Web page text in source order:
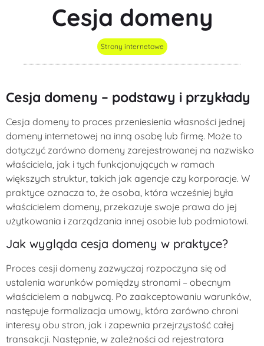
Cesja domeny
Strony internetowe
Cesja domeny – podstawy i przykłady
Cesja domeny to proces przeniesienia własności jednej
domeny internetowej na inną osobę lub firmę. Może to
dotyczyć zarówno domeny zarejestrowanej na nazwisko
właściciela, jak i tych funkcjonujących w ramach
większych struktur, takich jak agencje czy korporacje. W
praktyce oznacza to, że osoba, która wcześniej była
właścicielem domeny, przekazuje swoje prawa do jej
użytkowania i zarządzania innej osobie lub podmiotowi.
Jak wygląda cesja domeny w praktyce?
Proces cesji domeny zazwyczaj rozpoczyna się od
ustalenia warunków pomiędzy stronami – obecnym
właścicielem a nabywcą. Po zaakceptowaniu warunków,
następuje formalizacja umowy, która zarówno chroni
interesy obu stron, jak i zapewnia przejrzystość całej
transakcji. Następnie, w zależności od rejestratora